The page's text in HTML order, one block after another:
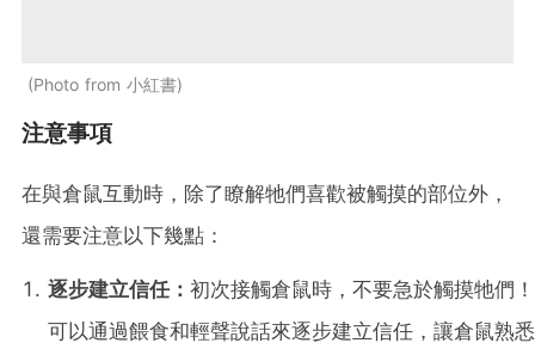
Photo from 小紅書
注意事項
在與倉鼠互動時，除了瞭解牠們喜歡被觸摸的部位外，
還需要注意以下幾點：
逐步建立信任： 初次接觸倉鼠時，不要急於觸摸牠們！
可以通過餵食和輕聲說話來逐步建立信任，讓倉鼠熟悉